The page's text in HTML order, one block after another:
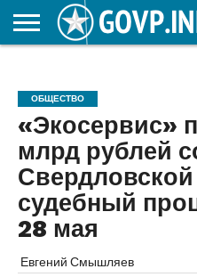
ОБРАЗОВАНИЕ
ОБЩЕСТВО
«Экосервис»
млрд рублей
судебный
28 мая
Евгений Смышляев